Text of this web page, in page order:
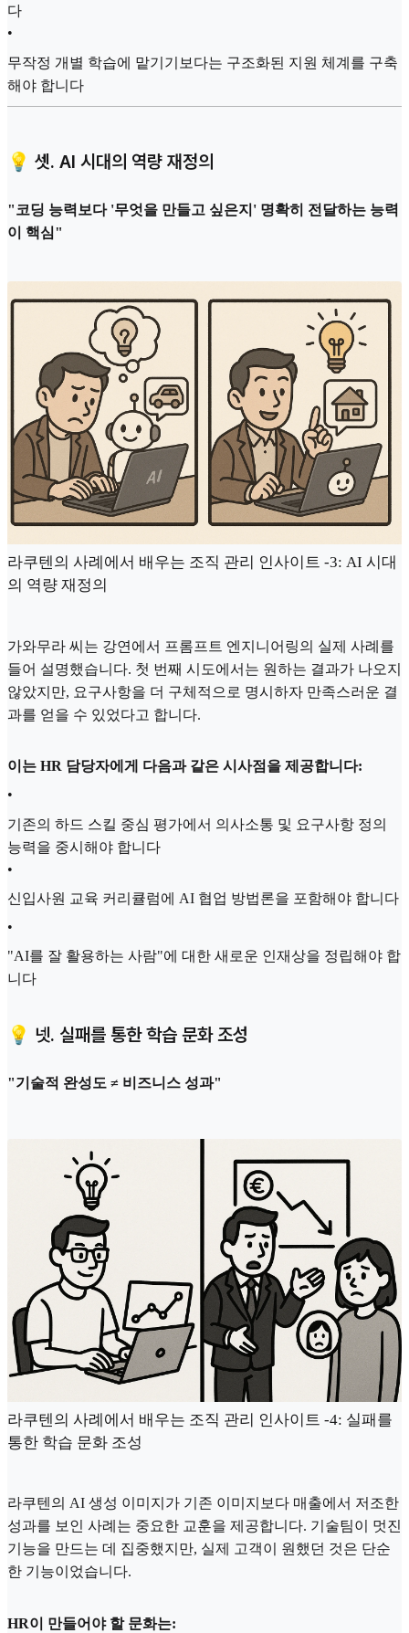
다
•
무작정 개별 학습에 맡기기보다는 구조화된 지원 체계를 구축
해야 합니다
💡 셋. AI 시대의 역량 재정의
"코딩 능력보다 '무엇을 만들고 싶은지' 명확히 전달하는 능력
이 핵심"
라쿠텐의 사례에서 배우는 조직 관리 인사이트 -3: AI 시대
의 역량 재정의
가와무라 씨는 강연에서 프롬프트 엔지니어링의 실제 사례를
들어 설명했습니다. 첫 번째 시도에서는 원하는 결과가 나오지
않았지만, 요구사항을 더 구체적으로 명시하자 만족스러운 결
과를 얻을 수 있었다고 합니다.
이는 HR 담당자에게 다음과 같은 시사점을 제공합니다:
•
기존의 하드 스킬 중심 평가에서 의사소통 및 요구사항 정의
능력을 중시해야 합니다
•
신입사원 교육 커리큘럼에 AI 협업 방법론을 포함해야 합니다
•
"AI를 잘 활용하는 사람"에 대한 새로운 인재상을 정립해야 합
니다
💡 넷. 실패를 통한 학습 문화 조성
"기술적 완성도 ≠ 비즈니스 성과"
라쿠텐의 사례에서 배우는 조직 관리 인사이트 -4: 실패를
통한 학습 문화 조성
라쿠텐의 AI 생성 이미지가 기존 이미지보다 매출에서 저조한
성과를 보인 사례는 중요한 교훈을 제공합니다. 기술팀이 멋진
기능을 만드는 데 집중했지만, 실제 고객이 원했던 것은 단순
한 기능이었습니다.
HR이 만들어야 할 문화는: